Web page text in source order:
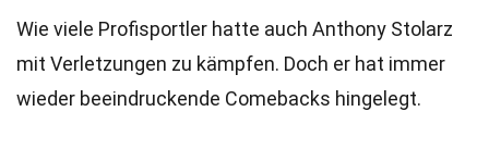
Wie viele Profisportler hatte auch Anthony Stolarz
mit Verletzungen zu kämpfen. Doch er hat immer
wieder beeindruckende Comebacks hingelegt.